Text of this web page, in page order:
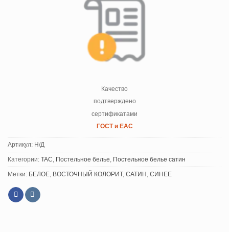
Качество
подтверждено
сертификатами
ГОСТ и ЕАС
Артикул: Н/Д
Категории: TAC Постельное белье Постельное белье сатин
Метки: БЕЛОЕ ВОСТОЧНЫЙ КОЛОРИТ, САТИН СИНЕЕ